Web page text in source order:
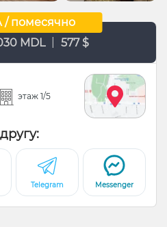
помесячно
MDL 577 $
этаж 1/5
Telegram Messenger